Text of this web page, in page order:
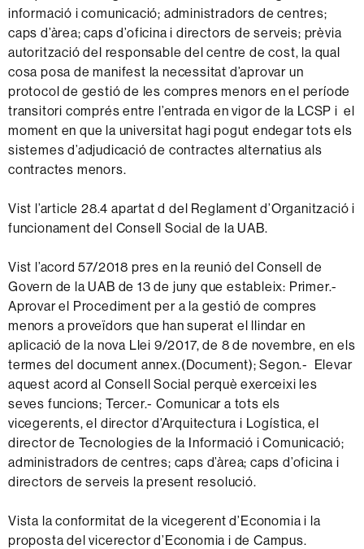
informació i comunicació; administradors de centres;
caps d’àrea; caps d’oficina i directors de serveis; prèvia
autorització del responsable del centre de cost, la qual
cosa posa de manifest la necessitat d’aprovar un
protocol de gestió de les compres menors en el període
transitori comprés entre l’entrada en vigor de la LCSP i el
moment en que la universitat hagi pogut endegar tots els
sistemes d’adjudicació de contractes alternatius als
contractes menors.
Vist l’article 28.4 apartat d del Reglament d’Organització i
funcionament del Consell Social de la UAB.
Vist l’acord 57/2018 pres en la reunió del Consell de
Govern de la UAB de 13 de juny que estableix: Primer.-
Aprovar el Procediment per a la gestió de compres
menors a proveïdors que han superat el llindar en
aplicació de la nova Llei 9/2017, de 8 de novembre, en els
termes del document annex.(Document); Segon.- Elevar
aquest acord al Consell Social perquè exerceixi les
seves funcions; Tercer.- Comunicar a tots els
vicegerents, el director d’Arquitectura i Logística, el
director de Tecnologies de la Informació i Comunicació;
administradors de centres; caps d’àrea; caps d’oficina i
directors de serveis la present resolució.
Vista la conformitat de la vicegerent d’Economia i la
proposta del vicerector d’Economia i de Campus.